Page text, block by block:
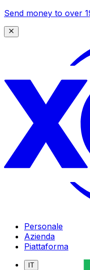
Send money to over
Personale
Azienda
Piattaforma
IT